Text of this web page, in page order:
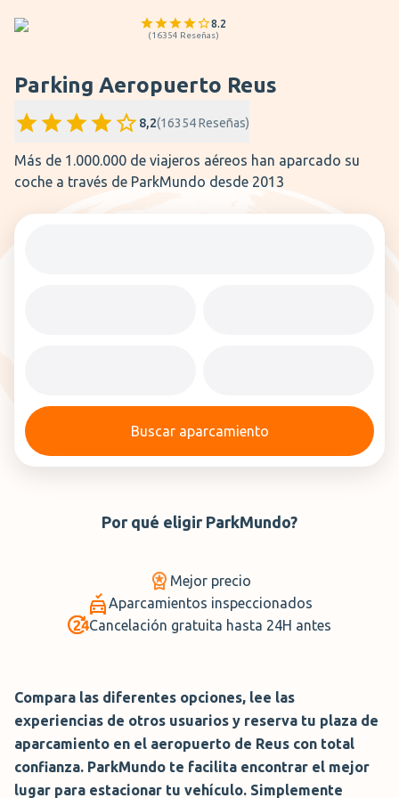
8.2
(16354 Reseñas)
Parking Aeropuerto Reus
8,2(16354Reseñas)
Más de 1.000.000 de viajeros aéreos han aparcado su
coche a través de ParkMundo desde 2013
Buscar aparcamiento
Por qué eligir ParkMundo?
Mejor precio
Aparcamientos inspeccionados
Cancelación gratuita hasta 24H antes
Compara las diferentes opciones, lee las
experiencias de otros usuarios y reserva tu plaza de
aparcamiento en el aeropuerto de Reus con total
confianza. ParkMundo te facilita encontrar el mejor
lugar para estacionar tu vehículo. Simplemente